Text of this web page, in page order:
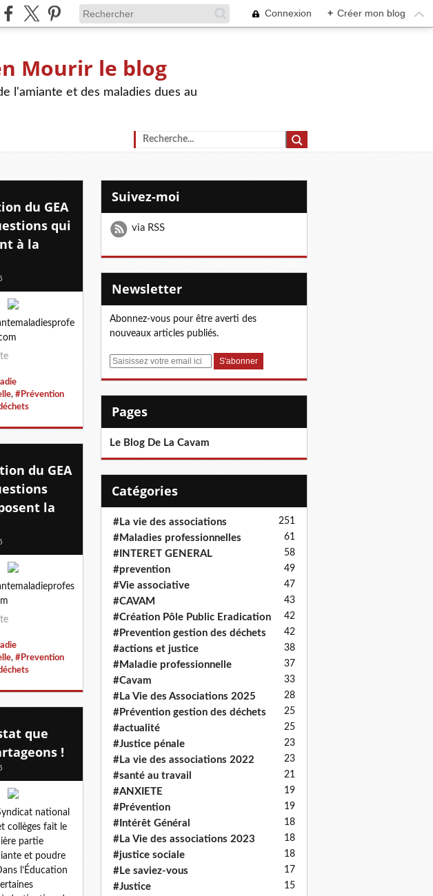
Connexion + Créer mon blog
Mourir le blog
l'amiante et des maladies dues au
du GEA
qui
à la
, #Prévention
du GEA
la
, #Prevention
que
!
national
collèges fait le
partie
et poudre
l’Éducation
Suivez-moi
via RSS
Newsletter
Abonnez-vous pour être averti des
nouveaux articles publiés.
E
Pages
Le Blog De La Cavam
Catégories
#La vie des associations 251
#Maladies professionnelles 61
#INTERET GENERAL 58
#prevention 49
#Vie associative 47
#CAVAM 43
#Création Pôle Public Eradication 42
#Prevention gestion des déchets 42
#actions et justice 38
#Maladie professionnelle 37
#Cavam 33
#La Vie des Associations 2025 28
#Prévention gestion des déchets 25
#actualité 25
#Justice pénale 23
#La vie des associations 2022 23
#santé au travail 21
#ANXIETE 19
#Prévention 19
#Intérêt Général 18
#La Vie des associations 2023 18
#justice sociale 18
#Le saviez-vous 17
#Justice 15